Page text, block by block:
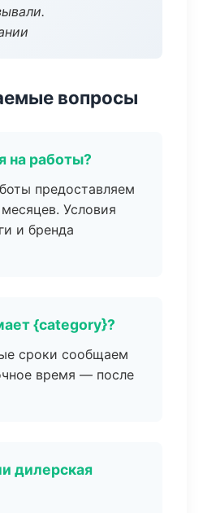
вопросы
на работы?
предоставляем
Условия
и бренда
{category}?
сроки сообщаем
время — после
дилерская